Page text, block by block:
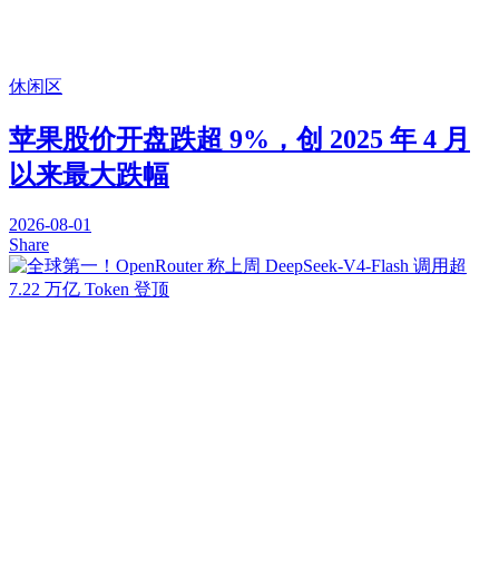
休闲区
苹果股价开盘跌超 9%，创 2025 年 4 月
以来最大跌幅
2026-08-01
Share